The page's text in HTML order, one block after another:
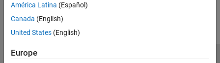
América Latina (Español)
Canada (English)
United States (English)
Europe